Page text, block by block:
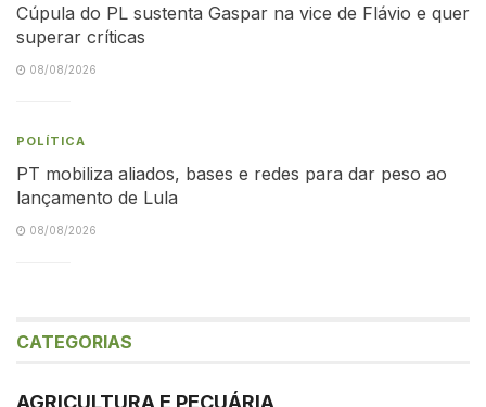
Cúpula do PL sustenta Gaspar na vice de Flávio e quer
superar críticas
08/08/2026
POLÍTICA
PT mobiliza aliados, bases e redes para dar peso ao
lançamento de Lula
08/08/2026
CATEGORIAS
AGRICULTURA E PECUÁRIA